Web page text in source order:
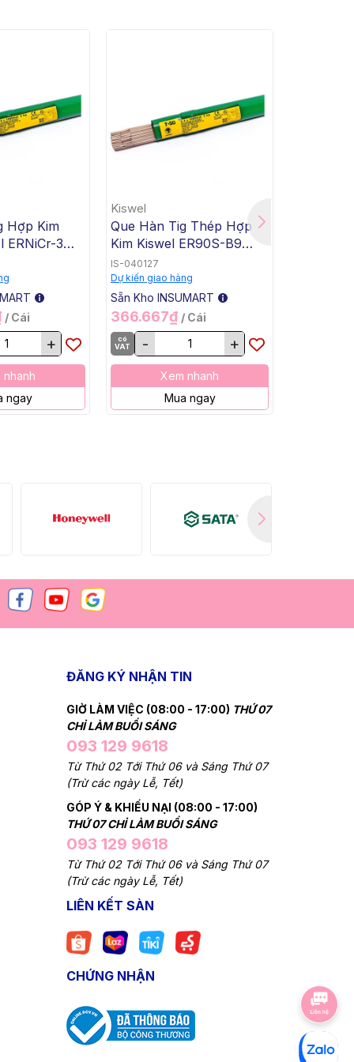
Hợp Kim
ERNiCr-3
5
/ Thùng
/ Cái
+
nhanh
ngay
Kiswel
Que Hàn Tig Thép Hợp
Kim Kiswel ER90S-B9
T90SB9, 2.4x1000mm, 5
Kg / Hộp, 20 Kg / Thùng
IS-040127
Dự kiến giao hàng
Sẵn Kho INSUMART
366.667₫ / Cái
có
VAT
- +
Xem nhanh
Mua ngay
ĐĂNG KÝ NHẬN TIN
GIỜ LÀM VIỆC (08:00 - 17:00) THỨ 07
CHỈ LÀM BUỔI SÁNG
093 129 9618
Từ Thứ 02 Tới Thứ 06 và Sáng Thứ 07
(Trừ các ngày Lễ, Tết)
GÓP Ý & KHIẾU NẠI (08:00 - 17:00)
THỨ 07 CHỈ LÀM BUỔI SÁNG
093 129 9618
Từ Thứ 02 Tới Thứ 06 và Sáng Thứ 07
(Trừ các ngày Lễ, Tết)
LIÊN KẾT SÀN
CHỨNG NHẬN